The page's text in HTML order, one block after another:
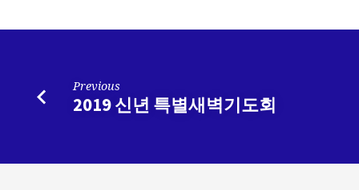
Previous
2019 신년 특별새벽기도회